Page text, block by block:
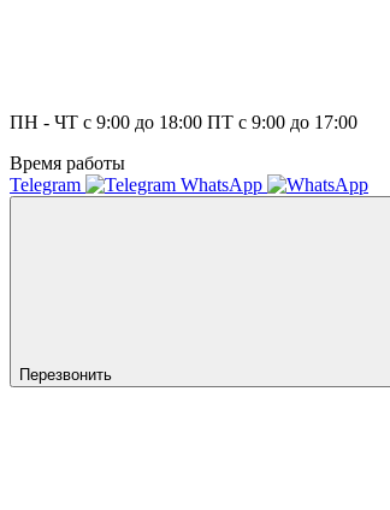
ПН - ЧТ с 9:00 до 18:00 ПТ с 9:00 до 17:00
Время работы
Telegram
WhatsApp
Перезвонить